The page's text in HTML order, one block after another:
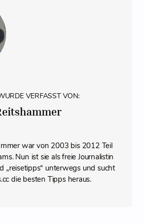
VERFASST VON:
war von 2003 bis 2012 Teil
Nun ist sie als freie Journalistin
„reisetipps“ unterwegs und sucht
die besten Tipps heraus.